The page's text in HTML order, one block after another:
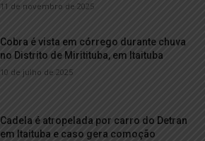
11 de novembro de 2025
Cobra é vista em córrego durante chuva
no Distrito de Miritituba, em Itaituba
10 de julho de 2025
Cadela é atropelada por carro do Detran
em Itaituba e caso gera comoção